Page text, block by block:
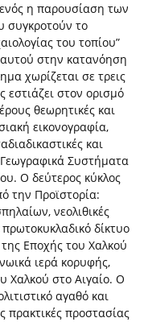
η παρουσίαση των
συγκροτούν το
του τοπίου”
στην κατανόηση
χωρίζεται σε τρεις
εστιάζει στον ορισμό
θεωρητικές και
εικονογραφία,
και
Γεωγραφικά Συστήματα
Ο δεύτερος κύκλος
την Προϊστορία:
νεολιθικές
πρωτοκυκλαδικό δίκτυο
Εποχής του Χαλκού
ιερά κορυφής,
Χαλκού στο Αιγαίο. Ο
αγαθό και
πρακτικές προστασίας